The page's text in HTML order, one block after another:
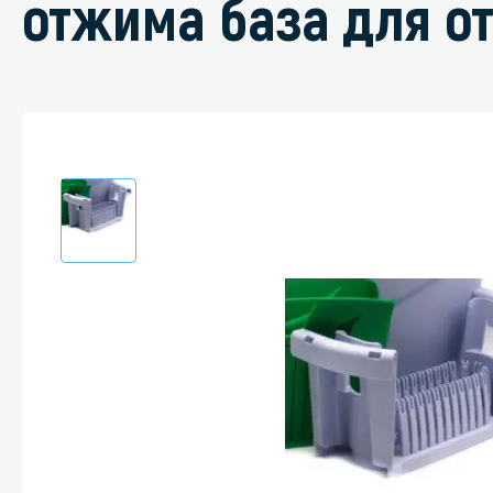
Средства
Средства
Средства
Средства
отжима база для